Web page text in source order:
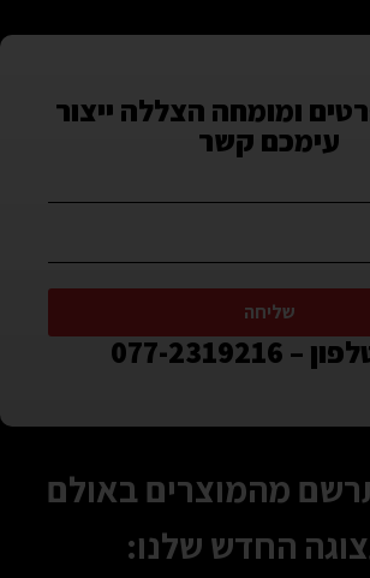
מהמוצרים באולם
החדש שלנו:
ומומחה הצללה ייצור
עימכם קשר
שליחה
077-2319216